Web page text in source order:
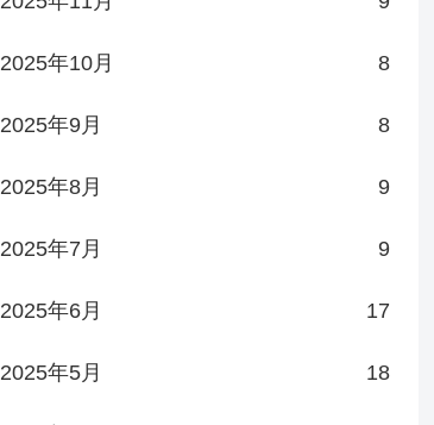
2025年10月 8
2025年9月 8
2025年8月 9
2025年7月 9
2025年6月 17
2025年5月 18